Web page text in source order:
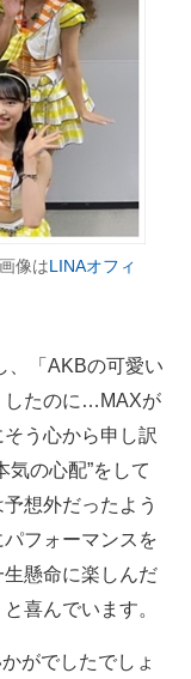
像はLINAオフィ
「AKBの可愛い
したのに…MAXが
う心から申し訳
気の心配”をして
想外だったよう
フォーマンスを
懸命に楽しんだ
喜んでいます。
がでしたでしょ